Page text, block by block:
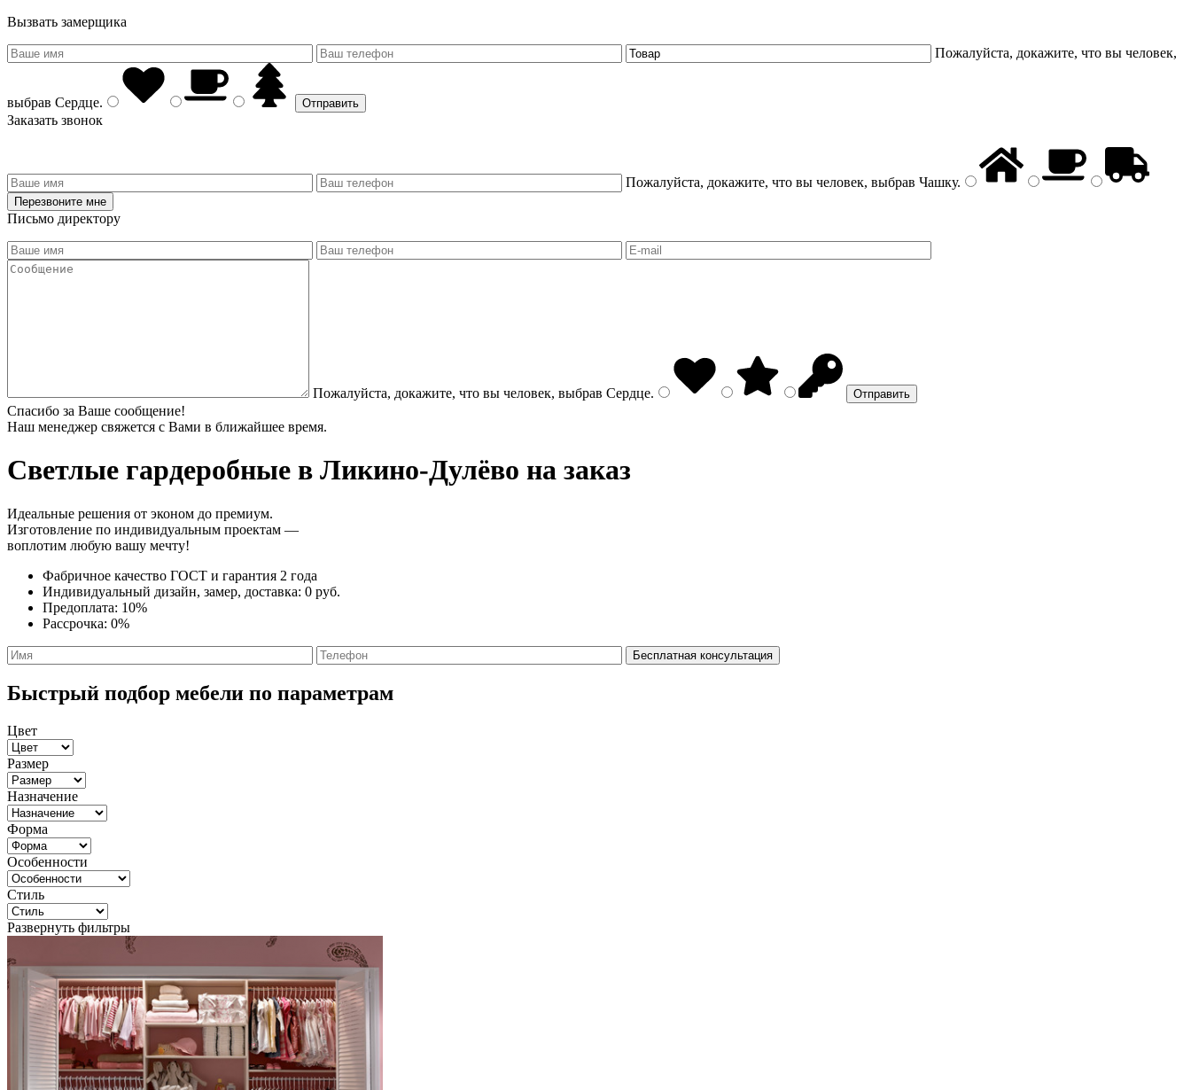
Вызвать замерщика
Пожалуйста, докажите, что вы человек,
выбрав Сердце.
Заказать звонок
Пожалуйста, докажите, что вы человек, выбрав Чашку.
Письмо директору
Пожалуйста, докажите, что вы человек, выбрав Сердце.
Спасибо за Ваше сообщение!
Наш менеджер свяжется с Вами в ближайшее время.
Светлые гардеробные в Ликино-Дулёво на заказ
Идеальные решения от эконом до премиум.
Изготовление по индивидуальным проектам —
воплотим любую вашу мечту!
Фабричное качество ГОСТ и гарантия 2 года
Индивидуальный дизайн, замер, доставка: 0 руб.
Предоплата: 10%
Рассрочка: 0%
Быстрый подбор мебели по параметрам
Цвет
Размер
Назначение
Форма
Особенности
Стиль
Развернуть фильтры